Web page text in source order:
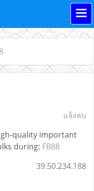
แจ้งลบ
quality important
during: FB88
39.50.234.188